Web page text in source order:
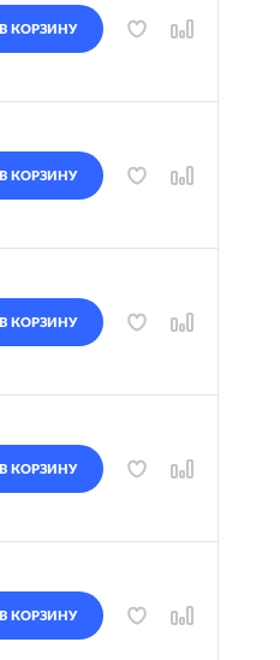
В КОРЗИНУ
В КОРЗИНУ
В КОРЗИНУ
В КОРЗИНУ
В КОРЗИНУ